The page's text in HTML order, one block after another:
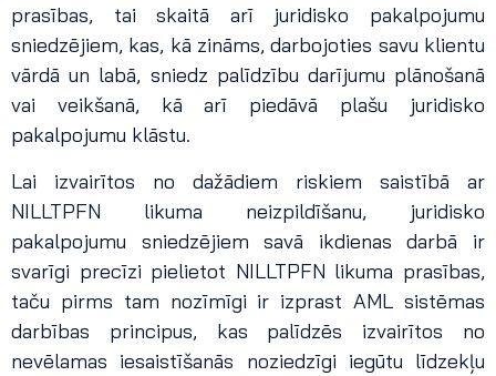
prasības, tai skaitā arī juridisko pakalpojumu
sniedzējiem, kas, kā zināms, darbojoties savu klientu
vārdā un labā, sniedz palīdzību darījumu plānošanā
vai veikšanā, kā arī piedāvā plašu juridisko
pakalpojumu klāstu.
Lai izvairītos no dažādiem riskiem saistībā ar
NILLTPFN likuma neizpildīšanu, juridisko
pakalpojumu sniedzējiem savā ikdienas darbā ir
svarīgi precīzi pielietot NILLTPFN likuma prasības,
taču pirms tam nozīmīgi ir izprast AML sistēmas
darbības principus, kas palīdzēs izvairītos no
nevēlamas iesaistīšanās noziedzīgi iegūtu līdzekļu